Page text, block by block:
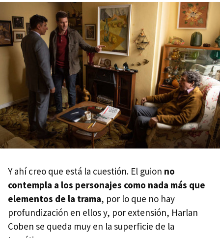
Y ahí creo que está la cuestión. El guion no
contempla a los personajes como nada más que
elementos de la trama, por lo que no hay
profundización en ellos y, por extensión, Harlan
Coben se queda muy en la superficie de la